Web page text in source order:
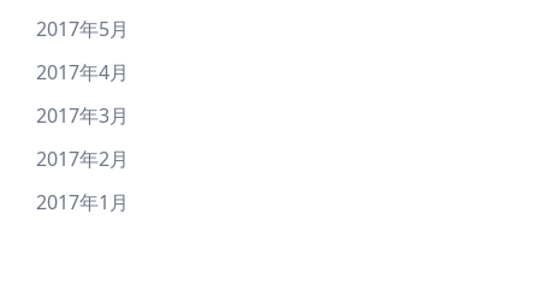
2017年5月
2017年4月
2017年3月
2017年2月
2017年1月